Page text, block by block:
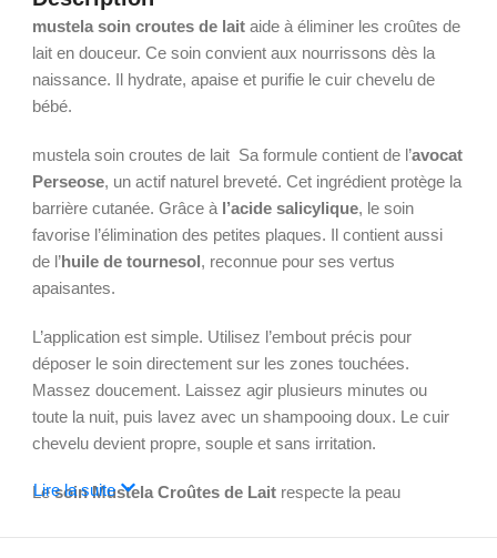
mustela soin croutes de laitaide à éliminer les croûtes de
lait en douceur. Ce soin convient aux nourrissons dès la
naissance. Il hydrate, apaise et purifie le cuir chevelu de
bébé.
mustela soin croutes de lait Sa formule contient de l’avocat
Perseose, un actif naturel breveté. Cet ingrédient protège la
barrière cutanée. Grâce à l’acide salicylique, le soin
favorise l’élimination des petites plaques. Il contient aussi
de l’huile de tournesol, reconnue pour ses vertus
apaisantes.
L’application est simple. Utilisez l’embout précis pour
déposer le soin directement sur les zones touchées.
Massez doucement. Laissez agir plusieurs minutes ou
toute la nuit, puis lavez avec un shampooing doux. Le cuir
chevelu devient propre, souple et sans irritation.
Lesoin Mustela Croûtes de Lait respecte la peau
Lire la suite